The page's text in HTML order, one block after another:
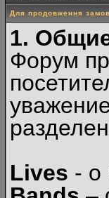
Для продовження
1.
Форум
Lives - о